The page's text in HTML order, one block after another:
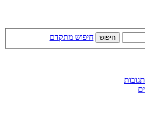
חיפוש חיפוש מתקדם